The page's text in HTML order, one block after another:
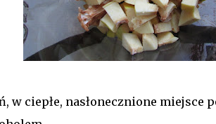
w ciepłe, nasłonecznione miejsce